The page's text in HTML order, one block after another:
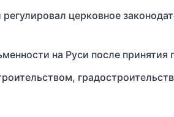
церковное
на Руси после принятия